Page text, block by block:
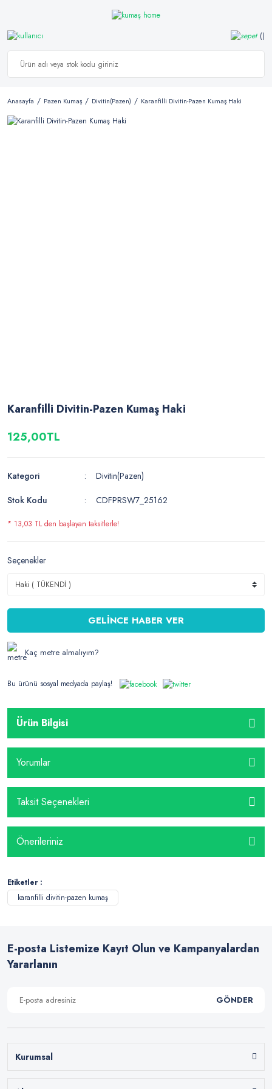
Anasayfa Pazen Kumaş Divitin(Pazen) Karanfilli Divitin-Pazen Kumaş Haki
Karanfilli Divitin-Pazen Kumaş Haki
125,00TL
Kategori
Divitin(Pazen)
Stok Kodu
CDFPRSW7_25162
* 13,03 TL den başlayan taksitlerle!
Seçenekler
GELİNCE HABER VER
Kaç metre almalıyım?
Bu ürünü sosyal medyada paylaş!
Ürün Bilgisi
Yorumlar
Taksit Seçenekleri
Önerileriniz
Etiketler :
karanfilli divitin-pazen kumaş
E-posta Listemize Kayıt Olun ve Kampanyalardan
Yararlanın
GÖNDER
Kurumsal